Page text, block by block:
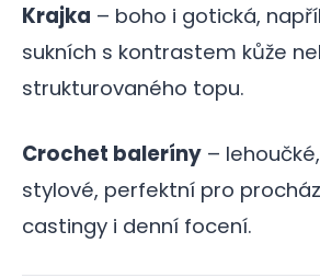
Krajka – boho i gotická,
sukních s kontrastem kůže
strukturovaného topu.
Crochet baleríny –
stylové, perfektní pro
castingy i denní focení.